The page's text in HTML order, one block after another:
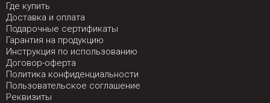
Где купить
Доставка и оплата
Подарочные сертификаты
Гарантия на продукцию
Инструкция по использованию
Договор-оферта
Политика конфиденциальности
Пользовательское соглашение
Реквизиты